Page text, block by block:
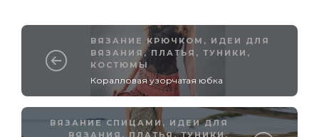
ВЯЗАНИЕ КРЮЧКОМ , ИДЕИ ДЛЯ
ВЯЗАНИЯ, ПЛАТЬЯ, ТУНИКИ,
КОСТЮМЫ
Коралловая узорчатая юбка
ВЯЗАНИЕ СПИЦАМИ, ИДЕИ ДЛЯ